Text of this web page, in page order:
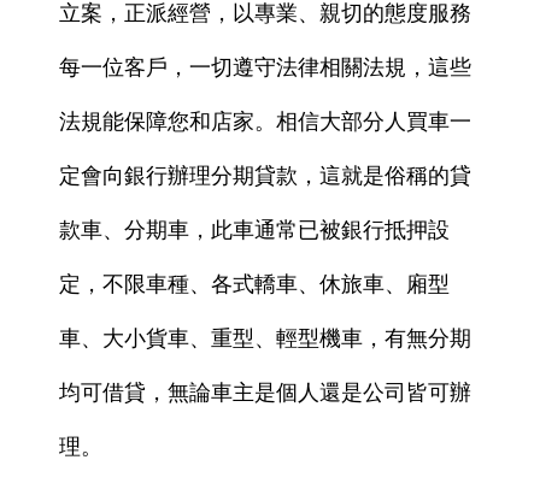
立案，正派經營，以專業、親切的態度服務
每一位客戶，一切遵守法律相關法規，這些
法規能保障您和店家。相信大部分人買車一
定會向銀行辦理分期貸款，這就是俗稱的貸
款車、分期車，此車通常已被銀行抵押設
定，不限車種、各式轎車、休旅車、廂型
車、大小貨車、重型、輕型機車，有無分期
均可借貸，無論車主是個人還是公司皆可辦
理。